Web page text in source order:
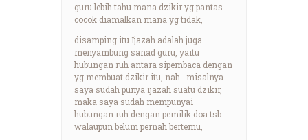
guru lebih tahu mana dzikir yg pantas
cocok diamalkan mana yg tidak,
disamping itu Ijazah adalah juga
menyambung sanad guru, yaitu
hubungan ruh antara sipembaca dengan
yg membuat dzikir itu, nah.. misalnya
saya sudah punya ijazah suatu dzikir,
maka saya sudah mempunyai
hubungan ruh dengan pemilik doa tsb
walaupun belum pernah bertemu,